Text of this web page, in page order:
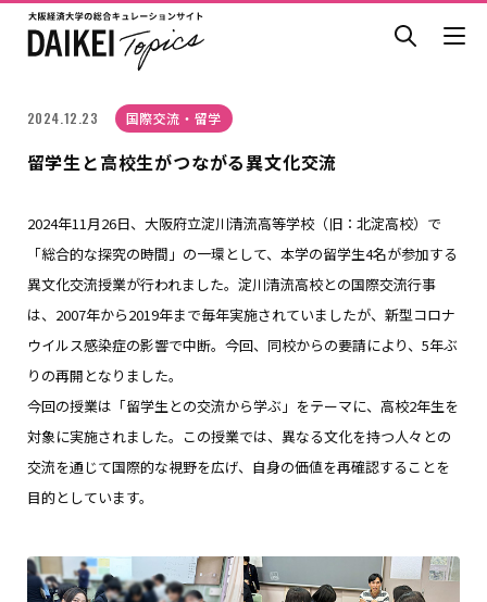
2024.12.23 国際交流・留学
留学生と高校生がつながる異文化交流
2024年11月26日、大阪府立淀川清流高等学校（旧：北淀高校）で
「総合的な探究の時間」の一環として、本学の留学生4名が参加する
異文化交流授業が行われました。淀川清流高校との国際交流行事
は、2007年から2019年まで毎年実施されていましたが、新型コロナ
ウイルス感染症の影響で中断。今回、同校からの要請により、5年ぶ
りの再開となりました。
今回の授業は「留学生との交流から学ぶ」をテーマに、高校2年生を
対象に実施されました。この授業では、異なる文化を持つ人々との
交流を通じて国際的な視野を広げ、自身の価値を再確認することを
目的としています。